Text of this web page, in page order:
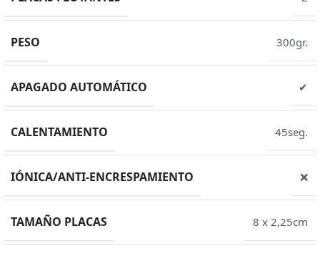
PESO 300gr.
APAGADO AUTOMÁTICO ✔
CALENTAMIENTO 45seg.
IÓNICA/ANTI-ENCRESPAMIENTO ❌
TAMAÑO PLACAS 8 x 2,25cm